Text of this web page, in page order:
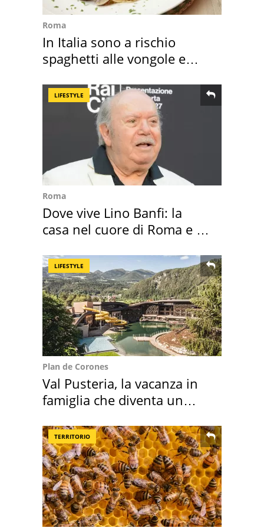
Roma
In Italia sono a rischio
spaghetti alle vongole e
LIFESTYLE
Roma
Dove vive Lino Banfi: la
casa nel cuore di Roma e i
LIFESTYLE
Plan de Corones
Val Pusteria, la vacanza in
famiglia che diventa un
TERRITORIO